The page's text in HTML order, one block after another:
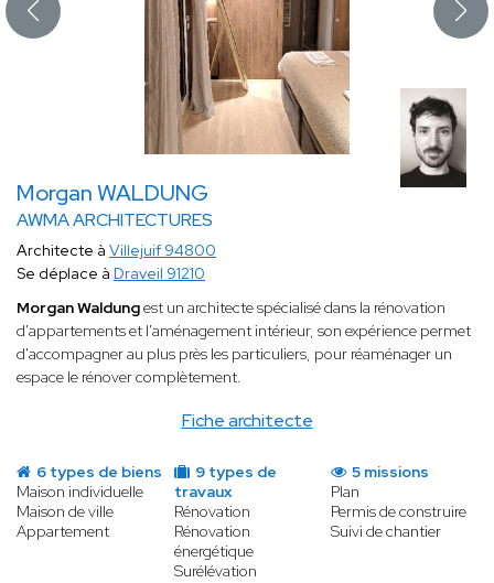
Morgan WALDUNG
AWMA ARCHITECTURES
Fiche architecte
Architecte à Villejuif 94800
Se déplace à Draveil 91210
Morgan Waldungest un architecte spécialisé dans la rénovation
d'appartements et l'aménagement intérieur, son expérience permet
d'accompagner au plus près les particuliers, pour réaménager un
espace le rénover complètement.
6 types de biens
Maison individuelle
Maison de ville
Appartement
9 types de
travaux
Rénovation
Rénovation
énergétique
Surélévation
5 missions
Plan
Permis de construire
Suivi de chantier